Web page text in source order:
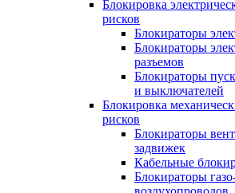
Блокировка
рисков
Блокираторы
Блокираторы
разъемов
Блокираторы
и выключателей
Блокировка
рисков
Блокираторы
задвижек
Кабельные
Блокираторы